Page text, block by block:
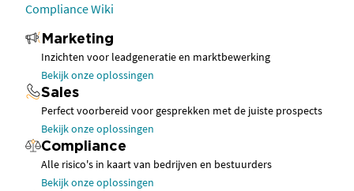
Compliance Wiki
Marketing
Inzichten voor leadgeneratie en marktbewerking
Bekijk onze oplossingen
Sales
Perfect voorbereid voor gesprekken met de juiste prospects
Bekijk onze oplossingen
Compliance
Alle risico's in kaart van bedrijven en bestuurders
Bekijk onze oplossingen